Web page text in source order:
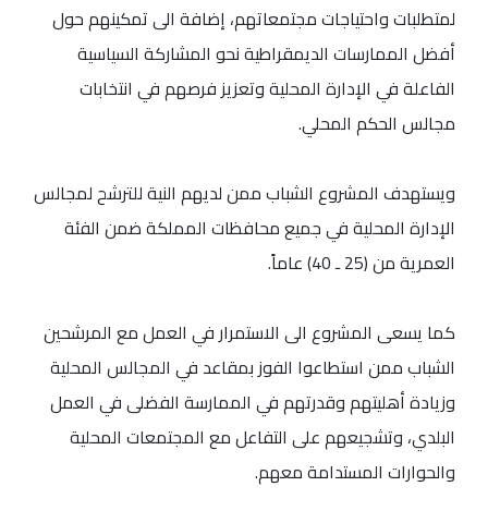
لمتطلبات واحتياجات مجتمعاتهم، إضافة الى تمكينهم حول
أفضل الممارسات الديمقراطية نحو المشاركة السياسية
الفاعلة في الإدارة المحلية وتعزيز فرصهم في انتخابات
مجالس الحكم المحلي.
ويستهدف المشروع الشباب ممن لديهم النية للترشح لمجالس
الإدارة المحلية في جميع محافظات المملكة ضمن الفئة
العمرية من (25 ـ 40) عاماً.
كما يسعى المشروع الى الاستمرار في العمل مع المرشحين
الشباب ممن استطاعوا الفوز بمقاعد في المجالس المحلية
وزيادة أهليتهم وقدرتهم في الممارسة الفضلى في العمل
البلدي، وتشجيعهم على التفاعل مع المجتمعات المحلية
والحوارات المستدامة معهم.